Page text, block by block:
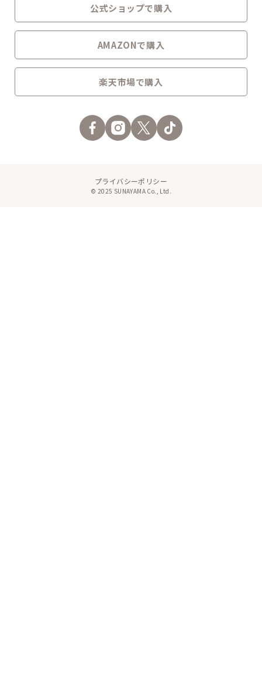
公式ショップで購入
AMAZONで購入
楽天市場で購入
© 2025 SUNAYAMA Co., Ltd.
プライバシーポリシー